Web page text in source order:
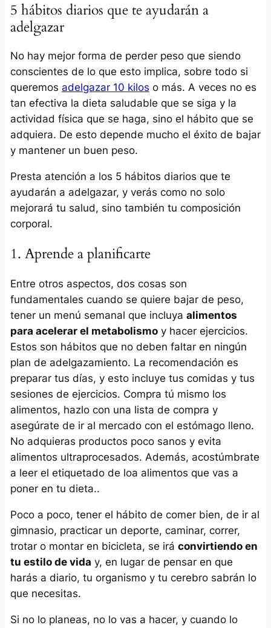
5 hábitos diarios que te ayudarán a
adelgazar
No hay mejor forma de perder peso que siendo
conscientes de lo que esto implica, sobre todo si
queremos adelgazar 10 kilos o más. A veces no es
tan efectiva la dieta saludable que se siga y la
actividad física que se haga, sino el hábito que se
adquiera. De esto depende mucho el éxito de bajar
y mantener un buen peso.
Presta atención a los 5 hábitos diarios que te
ayudarán a adelgazar, y verás como no solo
mejorará tu salud, sino también tu composición
corporal.
1. Aprende a planificarte
Entre otros aspectos, dos cosas son
fundamentales cuando se quiere bajar de peso,
tener un menú semanal que incluya alimentos
para acelerar el metabolismoy hacer ejercicios.
Estos son hábitos que no deben faltar en ningún
plan de adelgazamiento. La recomendación es
preparar tus días, y esto incluye tus comidas y tus
sesiones de ejercicios. Compra tú mismo los
alimentos, hazlo con una lista de compra y
asegúrate de ir al mercado con el estómago lleno.
No adquieras productos poco sanos y evita
alimentos ultraprocesados. Además, acostúmbrate
a leer el etiquetado de loa alimentos que vas a
poner en tu dieta..
Poco a poco, tener el hábito de comer bien, de ir al
gimnasio, practicar un deporte, caminar, correr,
trotar o montar en bicicleta, se irá convirtiendo en
tu estilo de vida y, en lugar de pensar en que
harás a diario, tu organismo y tu cerebro sabrán lo
que necesitas.
Si no lo planeas, no lo vas a hacer, y cuando lo